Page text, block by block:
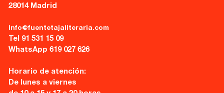
28014 Madrid
info@fuentetajaliteraria.com
Tel 91 531 15 09
WhatsApp 619 027 626
Horario de atención:
De lunes a viernes